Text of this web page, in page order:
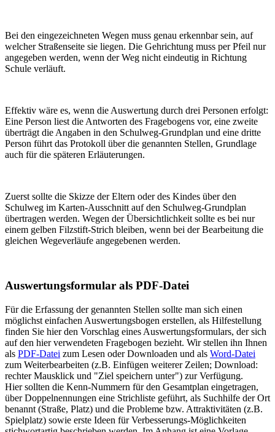
Bei den eingezeichneten Wegen muss genau erkennbar sein, auf
welcher Straßenseite sie liegen. Die Gehrichtung muss per Pfeil nur
angegeben werden, wenn der Weg nicht eindeutig in Richtung
Schule verläuft.
Effektiv wäre es, wenn die Auswertung durch drei Personen erfolgt:
Eine Person liest die Antworten des Fragebogens vor, eine zweite
überträgt die Angaben in den Schulweg-Grundplan und eine dritte
Person führt das Protokoll über die genannten Stellen, Grundlage
auch für die späteren Erläuterungen.
Zuerst sollte die Skizze der Eltern oder des Kindes über den
Schulweg im Karten-Ausschnitt auf den Schulweg-Grundplan
übertragen werden. Wegen der Übersichtlichkeit sollte es bei nur
einem gelben Filzstift-Strich bleiben, wenn bei der Bearbeitung die
gleichen Wegeverläufe angegebenen werden.
Auswertungsformular als PDF-Datei
Für die Erfassung der genannten Stellen sollte man sich einen
möglichst einfachen Auswertungsbogen erstellen, als Hilfestellung
finden Sie hier den Vorschlag eines Auswertungsformulars, der sich
auf den hier verwendeten Fragebogen bezieht. Wir stellen ihn Ihnen
als PDF-Datei zum Lesen oder Downloaden und als Word-Datei
zum Weiterbearbeiten (z.B. Einfügen weiterer Zeilen; Download:
rechter Mausklick und "Ziel speichern unter") zur Verfügung.
Hier sollten die Kenn-Nummern für den Gesamtplan eingetragen,
über Doppelnennungen eine Strichliste geführt, als Suchhilfe der Ort
benannt (Straße, Platz) und die Probleme bzw. Attraktivitäten (z.B.
Spielplatz) sowie erste Ideen für Verbesserungs-Möglichkeiten